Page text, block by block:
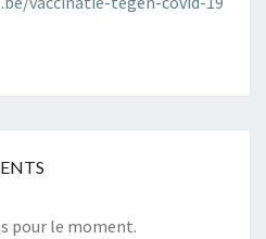
pour le moment.